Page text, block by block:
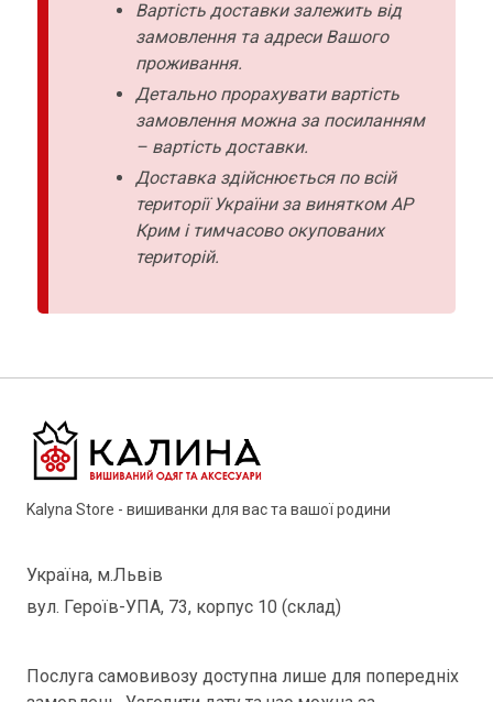
Вартість доставки залежить від
замовлення та адреси Вашого
проживання.
Детально прорахувати вартість
замовлення можна за посиланням
– вартість доставки.
Доставка здійснюється по всій
території України за винятком АР
Крим і тимчасово окупованих
територій.
Kalyna Store - вишиванки для вас та вашої родини
Україна, м.Львів
вул. Героїв-УПА, 73, корпус 10 (склад)
Послуга самовивозу доступна лише для попередніх